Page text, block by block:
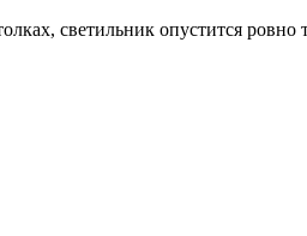
светильник опустится